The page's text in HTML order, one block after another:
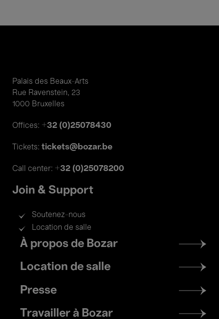
Palais des Beaux-Arts
Rue Ravenstein, 23
1000 Bruxelles
Offices: +32 (0)25078430
Tickets: tickets@bozar.be
Call center: +32 (0)25078200
Join & Support
Soutenez-nous
Location de salle
Footer
menu
À propos de Bozar
Location de salle
Presse
Travailler à Bozar